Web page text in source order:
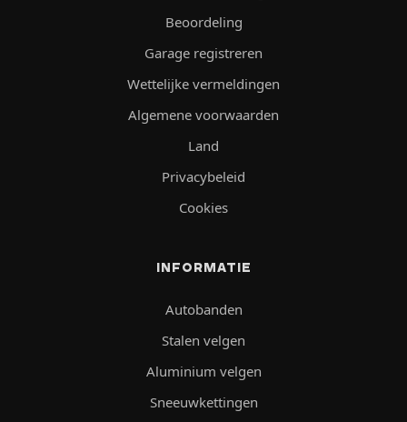
Beoordeling
Garage registreren
Wettelijke vermeldingen
Algemene voorwaarden
Land
Privacybeleid
Cookies
INFORMATIE
Autobanden
Stalen velgen
Aluminium velgen
Sneeuwkettingen